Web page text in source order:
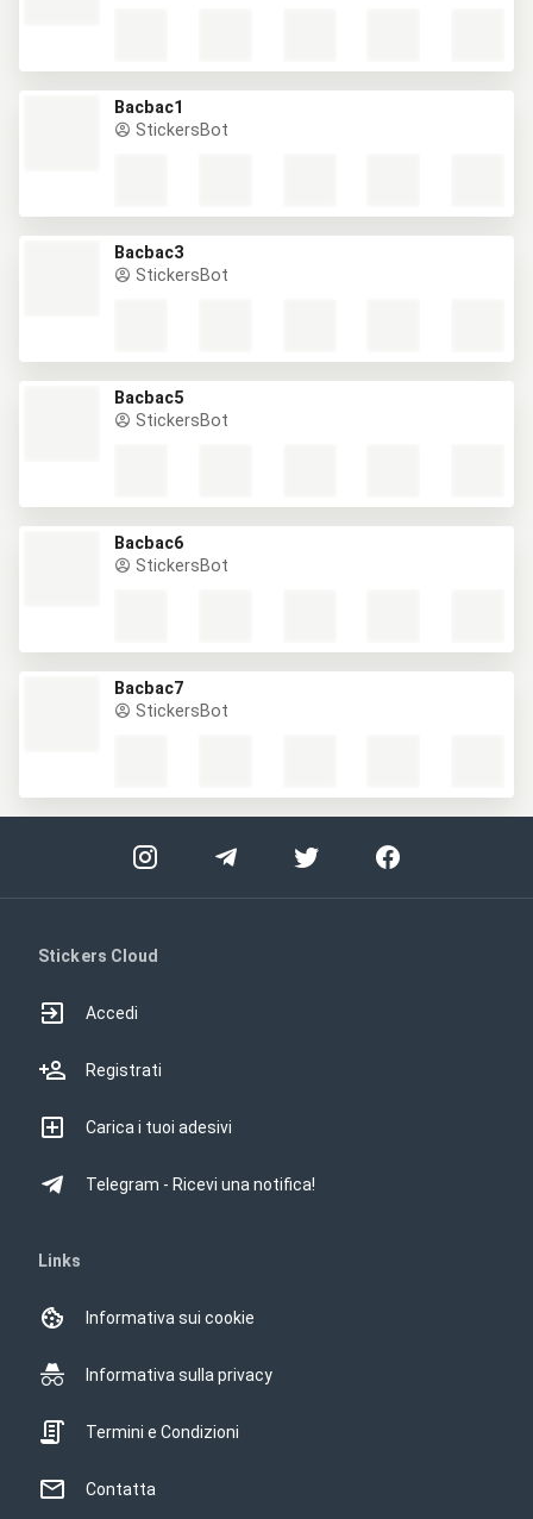
Bacbac1
StickersBot
Bacbac3
StickersBot
Bacbac5
StickersBot
Bacbac6
StickersBot
Bacbac7
StickersBot
Stickers Cloud
Accedi
Registrati
Carica i tuoi adesivi
Telegram - Ricevi una notifica!
Links
Informativa sui cookie
Informativa sulla privacy
Termini e Condizioni
Contatta